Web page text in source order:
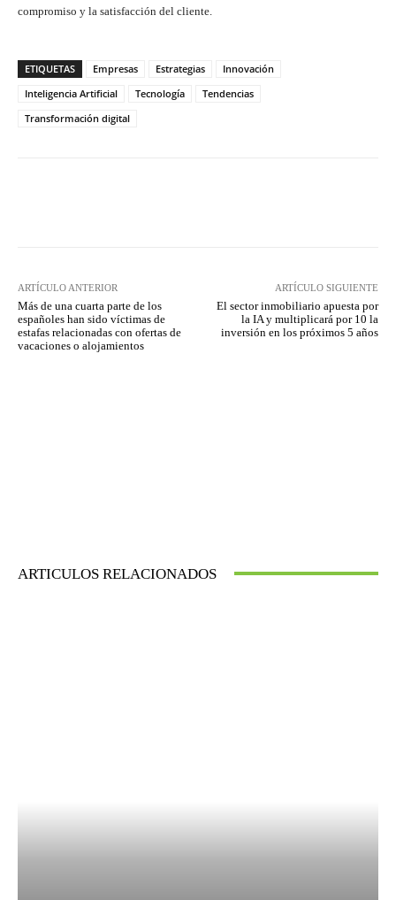
compromiso y la satisfacción del cliente.
ETIQUETAS Empresas Estrategias
Innovación
Inteligencia Artificial
Tecnología
Tendencias
Transformación digital
ARTÍCULO ANTERIOR
Más de una cuarta parte de los
españoles han sido víctimas de
estafas relacionadas con ofertas de
vacaciones o alojamientos
ARTÍCULO SIGUIENTE
El sector inmobiliario apuesta por
la IA y multiplicará por 10 la
inversión en los próximos 5 años
ARTICULOS RELACIONADOS